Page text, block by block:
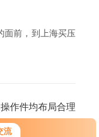
流
前，到上海买压
作件均布局合理